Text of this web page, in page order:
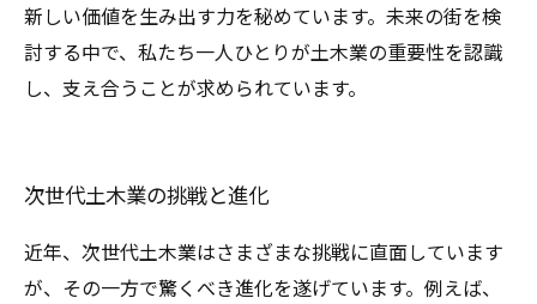
新しい価値を生み出す力を秘めています。未来の街を検
討する中で、私たち一人ひとりが土木業の重要性を認識
し、支え合うことが求められています。
次世代土木業の挑戦と進化
近年、次世代土木業はさまざまな挑戦に直面しています
が、その一方で驚くべき進化を遂げています。例えば、